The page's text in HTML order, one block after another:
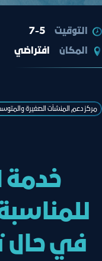
التوقيت
7-5
المكان
افتراضي
مركز دعم المنشآت الصغيرة
خدمة
في حال